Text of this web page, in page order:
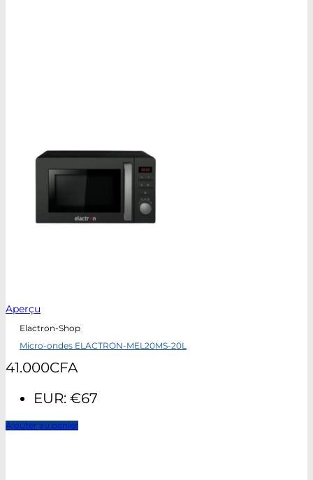
Aperçu
Elactron-Shop
Micro-ondes ELACTRON-MEL20MS-20L
41.000CFA
EUR: €67
Ajouter au panier